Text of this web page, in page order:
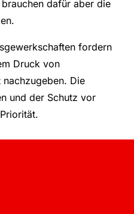
dafür aber die
fordern
Druck von
Die
und der Schutz vor